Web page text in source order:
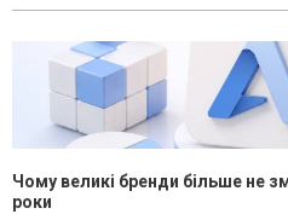
Чому великі бренди більше не
роки